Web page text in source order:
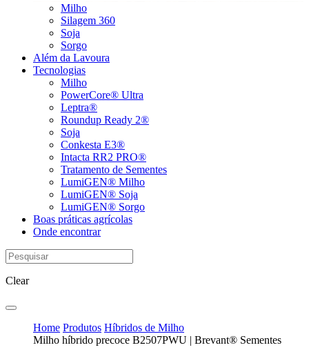
Milho
Silagem 360
Soja
Sorgo
Além da Lavoura
Tecnologias
Milho
PowerCore® Ultra
Leptra®
Roundup Ready 2®
Soja
Conkesta E3®
Intacta RR2 PRO®
Tratamento de Sementes
LumiGEN® Milho
LumiGEN® Soja
LumiGEN® Sorgo
Boas práticas agrícolas
Onde encontrar
Clear
Home Produtos Híbridos de Milho
Milho híbrido precoce B2507PWU | Brevant® Sementes